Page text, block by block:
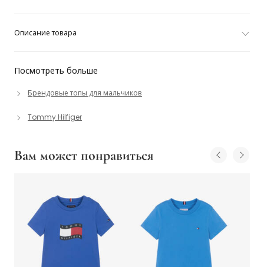
Посмотреть больше
Брендовые топы для мальчиков
Tommy Hilfiger
Описание товара
Вам может понравиться